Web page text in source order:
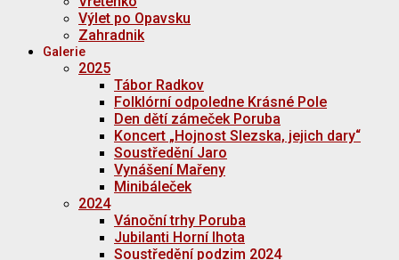
Výlet po Opavsku
Zahradnik
Galerie
2025
Tábor Radkov
Folklórní odpoledne Krásné Pole
Den dětí zámeček Poruba
Koncert „Hojnost Slezska, jejich dary“
Soustředění Jaro
Vynášení Mařeny
Minibáleček
2024
Vánoční trhy Poruba
Jubilanti Horní lhota
Soustředění podzim 2024